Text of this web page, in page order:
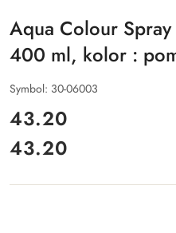
Aqua Colour
400 ml, kolor :
Symbol: 30-06003
cena:
43.20
Cena:
43.20